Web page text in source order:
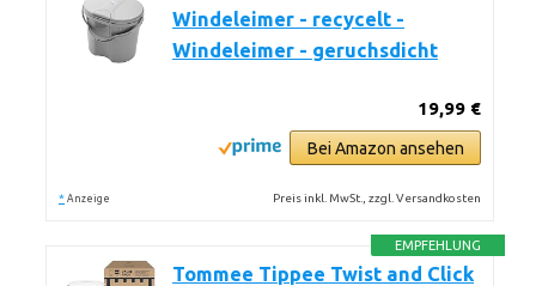
Windeleimer - recycelt -
Windeleimer - geruchsdicht
19,99 €
Bei Amazon ansehen
* Anzeige Preis inkl. MwSt., zzgl. Versandkosten
EMPFEHLUNG
Tommee Tippee Twist and Click